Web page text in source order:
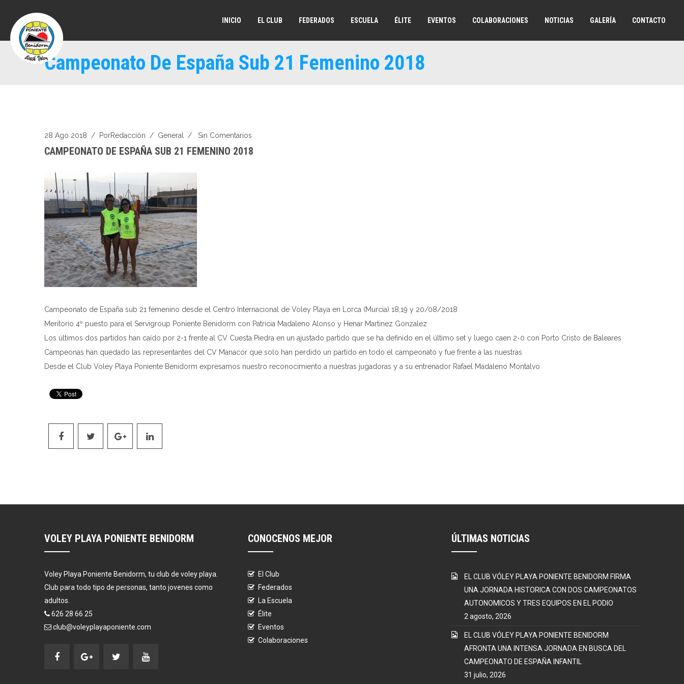
INICIO EL CLUB FEDERADOS ESCUELA ÉLITE EVENTOS COLABORACIONES NOTICIAS GALERÍA CONTACTO
Campeonato De España Sub 21 Femenino 2018
28 Ago 2018 / PorRedacción / General / Sin Comentarios
CAMPEONATO DE ESPAÑA SUB 21 FEMENINO 2018
Campeonato de España sub 21 femenino desde el Centro Internacional de Voley Playa en Lorca (Murcia) 18,19 y 20/08/2018
Meritorio 4º puesto para el Servigroup Poniente Benidorm con Patricia Madaleno Alonso y Henar Martinez Gonzalez
Los últimos dos partidos han caído por 2-1 frente al CV Cuesta Piedra en un ajustado partido que se ha definido en el último set y luego caen 2-0 con Porto Cristo de Baleares
Campeonas han quedado las representantes del CV Manacor que solo han perdido un partido en todo el campeonato y fue frente a las nuestras
Desde el Club Voley Playa Poniente Benidorm expresamos nuestro reconocimiento a nuestras jugadoras y a su entrenador Rafael Madaleno Montalvo
VOLEY PLAYA PONIENTE BENIDORM
Voley Playa Poniente Benidorm, tu club de voley playa.
Club para todo tipo de personas, tanto jovenes como
adultos.
626 28 66 25
club@voleyplayaponiente.com
CONOCENOS MEJOR
El Club
Federados
La Escuela
Élite
Eventos
Colaboraciones
ÚLTIMAS NOTICIAS
EL CLUB VÓLEY PLAYA PONIENTE BENIDORM FIRMA
UNA JORNADA HISTORICA CON DOS CAMPEONATOS
AUTONOMICOS Y TRES EQUIPOS EN EL PODIO
2 agosto, 2026
EL CLUB VÓLEY PLAYA PONIENTE BENIDORM
AFRONTA UNA INTENSA JORNADA EN BUSCA DEL
CAMPEONATO DE ESPAÑA INFANTIL
31 julio, 2026